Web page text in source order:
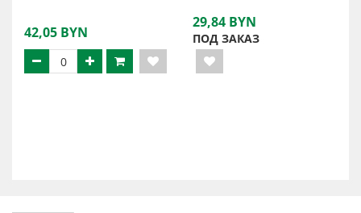
42,05 BYN
29,84 BYN
ПОД ЗАКАЗ